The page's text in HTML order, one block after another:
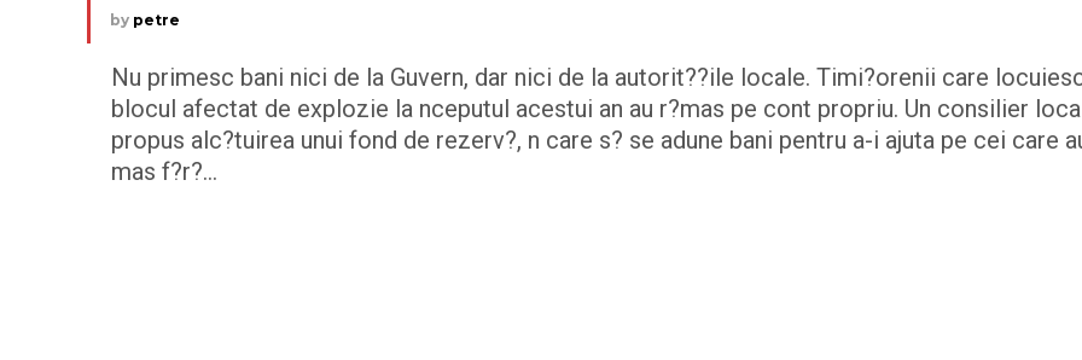
by petre
Nu primesc bani nici de la Guvern, dar nici de la autorit??ile locale. Timi?orenii care
blocul afectat de explozie la nceputul acestui an au r?mas pe cont propriu. Un consilier
propus alc?tuirea unui fond de rezerv?, n care s? se adune bani pentru a-i ajuta pe cei care
mas f?r?…